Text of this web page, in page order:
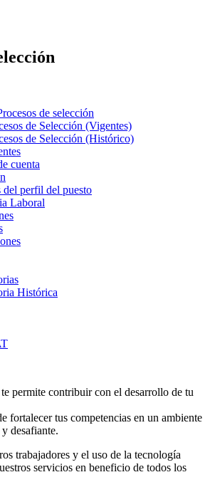
de selección
de Selección (Vigentes)
de Selección (Histórico)
cuenta
del perfil del puesto
Laboral
Histórica
permite contribuir con el desarrollo de tu
fortalecer tus competencias en un ambiente
desafiante.
trabajadores y el uso de la tecnología
servicios en beneficio de todos los